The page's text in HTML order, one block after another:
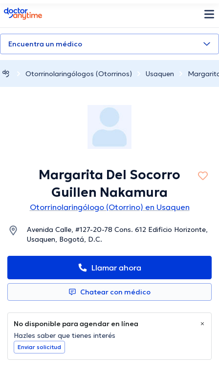
doctoranytime
Encuentra un médico
Otorrinolaringólogos (Otorrinos) Usaquen
Margarita Del Socorro
Guillen Nakamura
Otorrinolaringólogo (Otorrino) en Usaquen
Avenida Calle, #127-20-78 Cons. 612 Edificio Horizonte,
Usaquen, Bogotá, D.C.
Llamar ahora
Chatear con médico
No disponible para agendar en línea
Hazles saber que tienes interés
Enviar solicitud